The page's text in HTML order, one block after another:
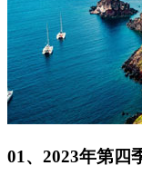
01、2023年第四